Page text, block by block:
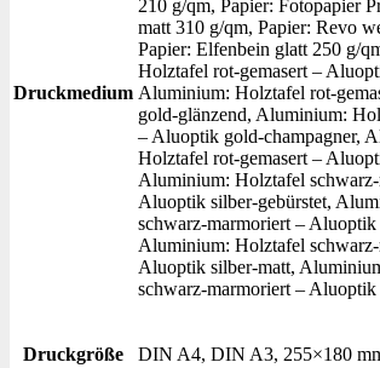
Druckmedium
210 g/qm, Papier: Fotopapier
matt 310 g/qm, Papier: Revo
Papier: Elfenbein glatt 250 g/
Holztafel rot-gemasert –
Aluminium: Holztafel rot-
gold-glänzend, Aluminium:
– Aluoptik gold-champagner,
Holztafel rot-gemasert –
Aluminium: Holztafel
Aluoptik silber-gebürstet,
schwarz-marmoriert – Aluoptik
Aluminium: Holztafel
Aluoptik silber-matt,
schwarz-marmoriert –
Druckgröße DIN A4, DIN A3, 255×180